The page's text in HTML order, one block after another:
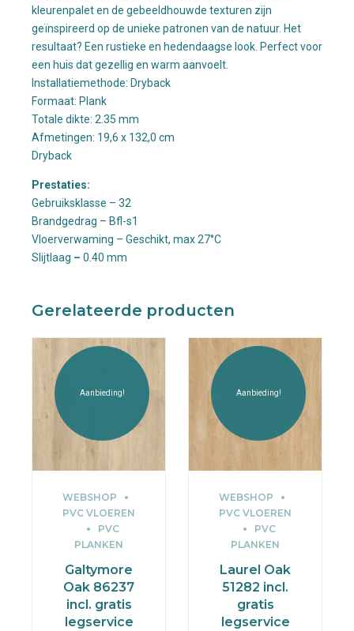
kleurenpalet en de gebeeldhouwde texturen zijn
geïnspireerd op de unieke patronen van de natuur. Het
resultaat? Een rustieke en hedendaagse look. Perfect voor
een huis dat gezellig en warm aanvoelt.
Installatiemethode: Dryback
Formaat: Plank
Totale dikte: 2.35 mm
Afmetingen: 19,6 x 132,0 cm
Dryback
Prestaties:
Gebruiksklasse – 32
Brandgedrag – Bfl-s1
Vloerverwaming – Geschikt, max 27°C
Slijtlaag – 0.40 mm
Gerelateerde producten
Aanbieding!
WEBSHOP
PVC VLOEREN
PVC
PLANKEN
Galtymore
Oak 86237
incl. gratis
legservice
Aanbieding!
WEBSHOP
PVC VLOEREN
PVC
PLANKEN
Laurel Oak
51282 incl.
gratis
legservice